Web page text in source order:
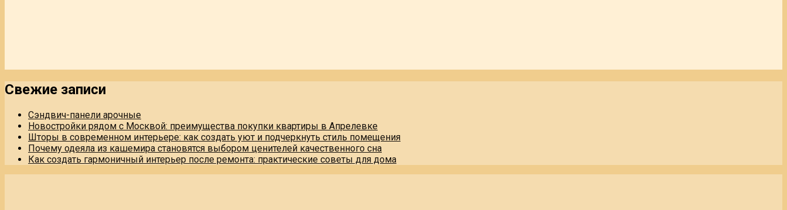
Свежие записи
Сэндвич-панели арочные
Новостройки рядом с Москвой: преимущества покупки квартиры в Апрелевке
Шторы в современном интерьере: как создать уют и подчеркнуть стиль помещения
Почему одеяла из кашемира становятся выбором ценителей качественного сна
Как создать гармоничный интерьер после ремонта: практические советы для дома